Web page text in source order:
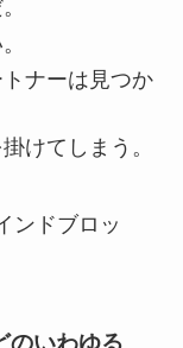
ナーは見つか
けてしまう。
ンドブロッ